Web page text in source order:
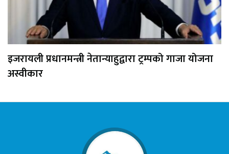
इजरायली प्रधानमन्त्री नेतान्याहुद्वारा ट्रम्पको गाजा योजना
अस्वीकार